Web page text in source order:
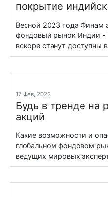
покрытие
Весной 2023 года Финам
фондовый рынок Индии -
вскоре станут доступны
17 Фев, 2023
Будь в тренде на
акций
Какие возможности и
глобальном фондовом
ведущих мировых